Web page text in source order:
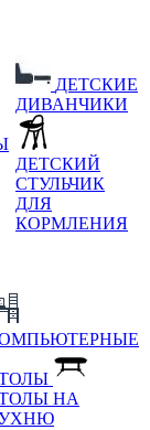
ДЕТСКИЕ
ДИВАНЧИКИ
ДЕТСКИЙ
СТУЛЬЧИК
ДЛЯ
КОРМЛЕНИЯ
НА